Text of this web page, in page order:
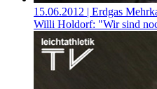
15.06.2012 | Erdgas
Willi Holdorf: "Wir sind